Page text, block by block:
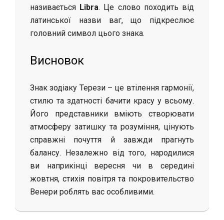
називається Libra. Це слово походить від
латинської назви ваг, що підкреслює
головний символ цього знака.
Висновок
Знак зодіаку Терези – це втілення гармонії,
стилю та здатності бачити красу у всьому.
Його представники вміють створювати
атмосферу затишку та розуміння, цінують
справжні почуття й завжди прагнуть
балансу. Незалежно від того, народилися
ви наприкінці вересня чи в середині
жовтня, стихія повітря та покровительство
Венери роблять вас особливими.
2025-